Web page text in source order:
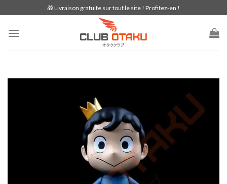
to
content
🎁 Livraison gratuite sur tout le site ! Profitez-en !